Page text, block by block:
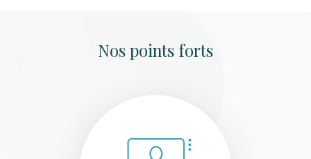
Nos points forts